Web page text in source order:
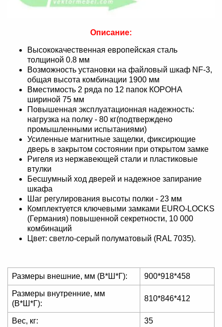
Описание:
Высококачественная европейская сталь
толщиной 0.8 мм
Возможность установки на файловый шкаф NF-3,
общая высота комбинации 1900 мм
Вместимость 2 ряда по 12 папок КОРОНА
шириной 75 мм
Повышенная эксплуатационная надежность:
нагрузка на полку - 80 кг(подтверждено
промышленными испытаниями)
Усиленные магнитные защелки, фиксирющие
дверь в закрытом состоянии при открытом замке
Ригеля из нержавеющей стали и пластиковые
втулки
Бесшумный ход дверей и надежное запирание
шкафа
Шаг регулирования высоты полки - 23 мм
Комплектуется ключевыми замками EURO-LOCKS
(Германия) повышенной секретности, 10 000
комбинаций
Цвет: светло-серый полуматовый (RAL 7035).
Размеры внешние, мм (В*Ш*Г): 900*918*458
Размеры внутренние, мм
(В*Ш*Г):
810*846*412
Вес, кг: 35